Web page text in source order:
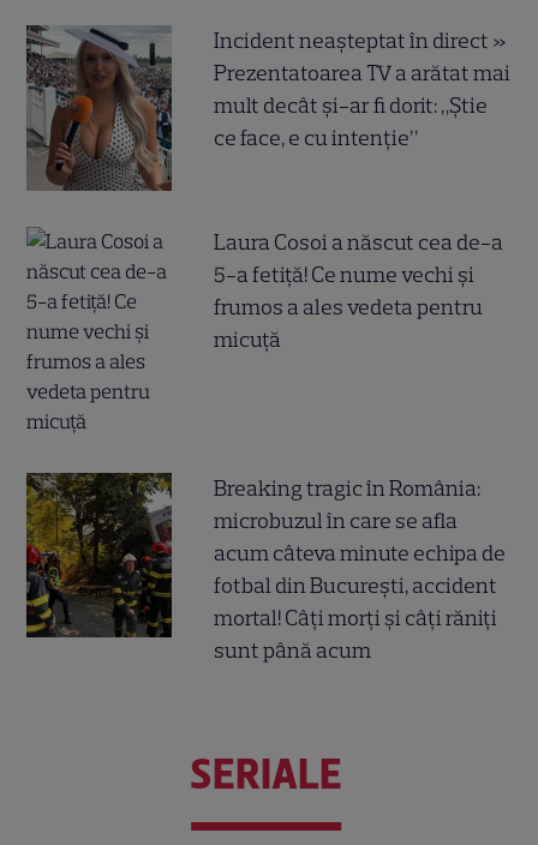
Incident neașteptat în direct »
Prezentatoarea TV a arătat mai
mult decât și-ar fi dorit: „Știe
ce face, e cu intenție”
Laura Cosoi a născut cea de-a
5-a fetiță! Ce nume vechi și
frumos a ales vedeta pentru
micuță
Breaking tragic în România:
microbuzul în care se afla
acum câteva minute echipa de
fotbal din București, accident
mortal! Câți morți și câți răniți
sunt până acum
SERIALE